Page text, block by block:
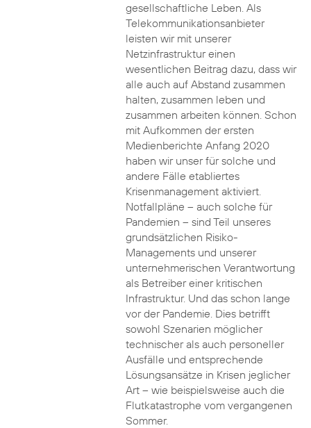
gesellschaftliche Leben. Als
Telekommunikationsanbieter
leisten wir mit unserer
Netzinfrastruktur einen
wesentlichen Beitrag dazu, dass wir
alle auch auf Abstand zusammen
halten, zusammen leben und
zusammen arbeiten können. Schon
mit Aufkommen der ersten
Medienberichte Anfang 2020
haben wir unser für solche und
andere Fälle etabliertes
Krisenmanagement aktiviert.
Notfallpläne – auch solche für
Pandemien – sind Teil unseres
grundsätzlichen Risiko-
Managements und unserer
unternehmerischen Verantwortung
als Betreiber einer kritischen
Infrastruktur. Und das schon lange
vor der Pandemie. Dies betrifft
sowohl Szenarien möglicher
technischer als auch personeller
Ausfälle und entsprechende
Lösungsansätze in Krisen jeglicher
Art – wie beispielsweise auch die
Flutkatastrophe vom vergangenen
Sommer.